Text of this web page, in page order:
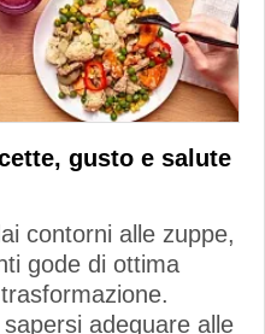
gusto e salute
contorni alle zuppe,
gode di ottima
adeguare alle